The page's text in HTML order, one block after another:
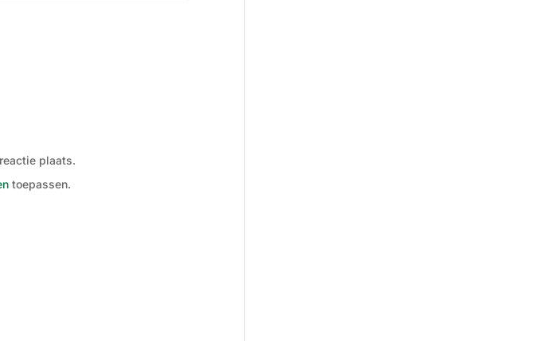
plaats.
toepassen.